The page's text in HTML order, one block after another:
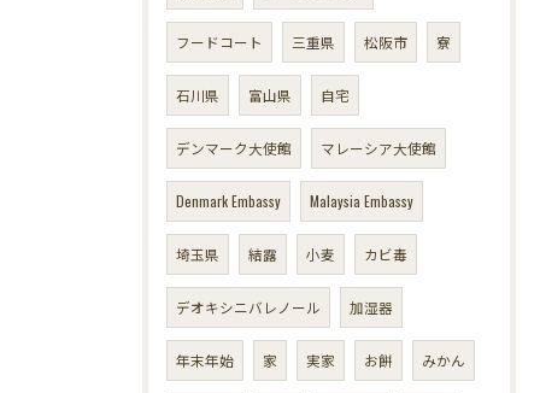
フードコート 三重県 松阪市 寮
石川県 富山県 自宅
デンマーク大使館 マレーシア大使館
Denmark Embassy Malaysia Embassy
埼玉県 結露 小麦 カビ毒
デオキシニバレノール 加湿器
年末年始 家 実家 お餅 みかん